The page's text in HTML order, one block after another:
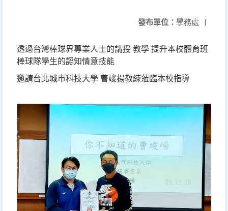
發布單位： 學務處 |
透過台灣棒球界專業人士的講授 教學 提升本校體育班
棒球隊學生的認知情意技能
邀請台北城市科技大學 曹竣揚教練蒞臨本校指導